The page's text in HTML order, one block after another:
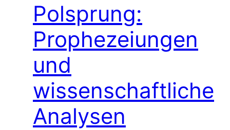
Polsprung:
Prophezeiungen
und
wissenschaftliche
Analysen